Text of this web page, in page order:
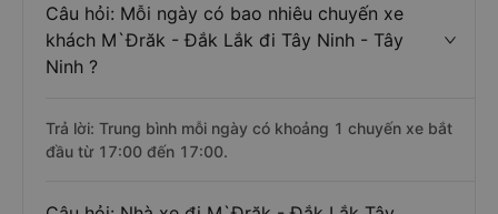
Câu hỏi: Mỗi ngày có bao nhiêu chuyến xe
khách M`Đrăk - Đắk Lắk đi Tây Ninh - Tây
Ninh ?
Trả lời: Trung bình mỗi ngày có khoảng 1 chuyến xe bắt
đầu từ 17:00 đến 17:00.